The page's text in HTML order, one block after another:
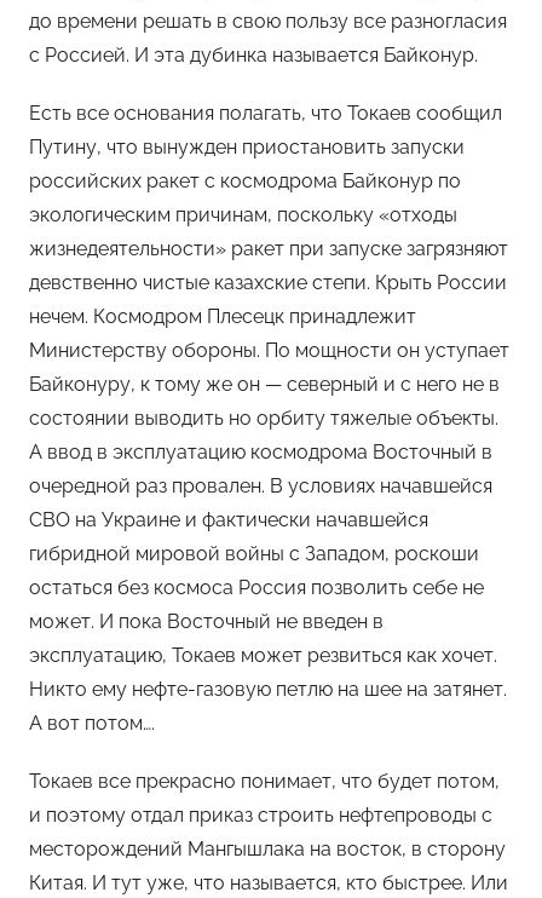
до времени решать в свою пользу все разногласия
с Россией. И эта дубинка называется Байконур.
Есть все основания полагать, что Токаев сообщил
Путину, что вынужден приостановить запуски
российских ракет с космодрома Байконур по
экологическим причинам, поскольку «отходы
жизнедеятельности» ракет при запуске загрязняют
девственно чистые казахские степи. Крыть России
нечем. Космодром Плесецк принадлежит
Министерству обороны. По мощности он уступает
Байконуру, к тому же он — северный и с него не в
состоянии выводить но орбиту тяжелые объекты.
А ввод в эксплуатацию космодрома Восточный в
очередной раз провален. В условиях начавшейся
СВО на Украине и фактически начавшейся
гибридной мировой войны с Западом, роскоши
остаться без космоса Россия позволить себе не
может. И пока Восточный не введен в
эксплуатацию, Токаев может резвиться как хочет.
Никто ему нефте-газовую петлю на шее на затянет.
А вот потом….
Токаев все прекрасно понимает, что будет потом,
и поэтому отдал приказ строить нефтепроводы с
месторождений Мангышлака на восток, в сторону
Китая. И тут уже, что называется, кто быстрее. Или